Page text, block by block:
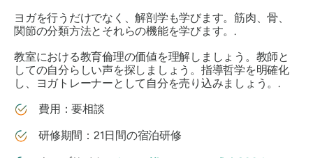
ヨガを行うだけでなく、解剖学も学びます。筋肉、骨、
関節の分類方法とそれらの機能を学びます。.
教室における教育倫理の価値を理解しましょう。教師と
しての自分らしい声を探しましょう。指導哲学を明確化
し、ヨガトレーナーとして自分を売り込みましょう。.
費用：要相談
研修期間：21日間の宿泊研修